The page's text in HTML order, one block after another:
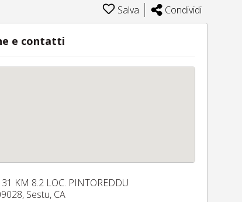
Salva Condividi
e contatti
KM 8.2 LOC. PINTOREDDU
Sestu, CA